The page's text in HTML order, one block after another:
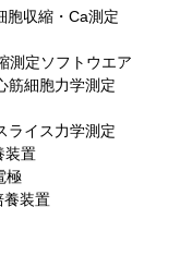
イオンオプティク
チュートリアル ー
収縮性・カルシウ
テム解析ソフト
収縮・Ca測定
測定ソフトウエア
筋細胞力学測定
ライス力学測定
装置
極
養装置